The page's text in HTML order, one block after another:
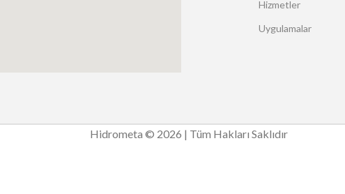
Hizmetler
Uygulamalar
Hidrometa © 2026 | Tüm Hakları Saklıdır